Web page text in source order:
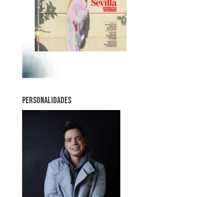
PERSONALIDADES